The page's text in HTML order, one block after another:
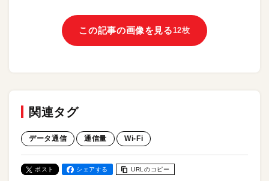
この記事の画像を見る 12枚
関連タグ
データ通信 通信量 Wi-Fi
ポスト シェアする URLのコピー